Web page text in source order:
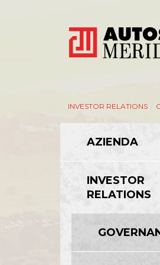
AZIENDA
Management
Azionisti
INVESTOR RELATIONS
AZIENDA
INVESTOR
RELATIONS